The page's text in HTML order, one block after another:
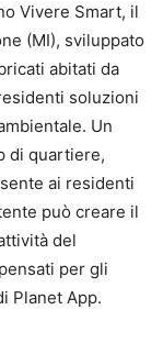
Vivere Smart, il
(MI), sviluppato
abitati da
soluzioni
Un
di quartiere,
ai residenti
può creare il
del
per gli
Planet App.